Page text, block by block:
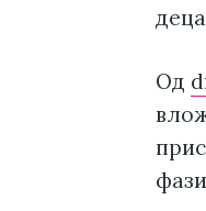
Од